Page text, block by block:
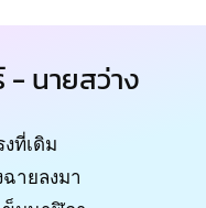
- นายสว่าง
ที่เดิม
ายลงมา